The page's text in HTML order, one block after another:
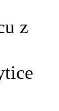
z